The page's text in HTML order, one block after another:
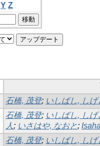
Y Z
石橋, 茂登; いしばし, しげ
石橋, 茂登; いしばし, しげ
人 ; いさはや, なおと;
石橋, 茂登; いしばし, しげ